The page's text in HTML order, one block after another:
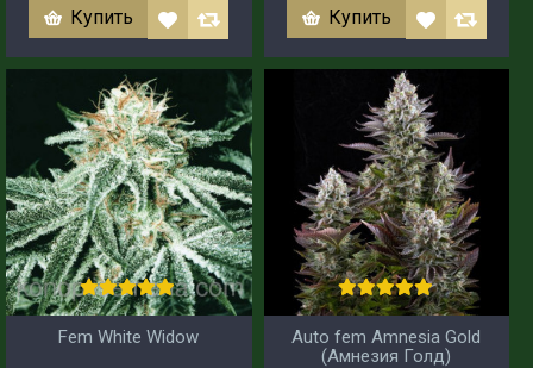
Купить Купить
Fem White Widow
Auto fem Amnesia Gold
(Амнезия Голд)